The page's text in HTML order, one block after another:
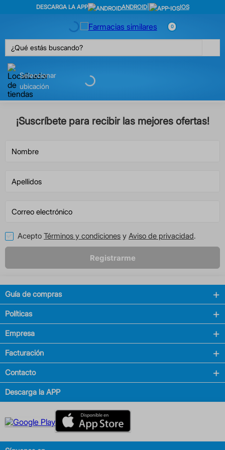
DESCARGA LA APP ANDROID| IOS
0
¿Qué estás buscando?
Seleccionar
ubicación
¡Suscríbete para recibir las mejores ofertas!
Acepto Términos y condiciones y Aviso de privacidad.
Registrarme
Guía de compras
Políticas
Empresa
Facturación
Contacto
Descarga la APP